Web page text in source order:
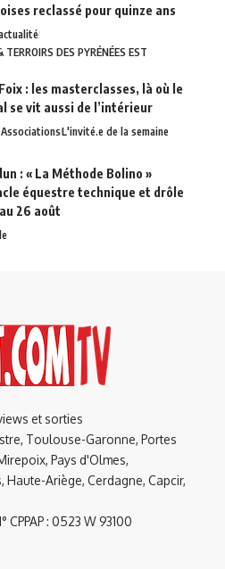
reclassé pour quinze ans
TERROIRS DES PYRÉNÉES EST
: les masterclasses, là où le
se vit aussi de l’intérieur
L'invité.e de la semaine
: « La Méthode Bolino »
équestre technique et drôle
au 26 août
et sorties
Toulouse-Garonne, Portes
Pays d'Olmes,
Haute-Ariège, Cerdagne, Capcir,
: 0523 W 93100